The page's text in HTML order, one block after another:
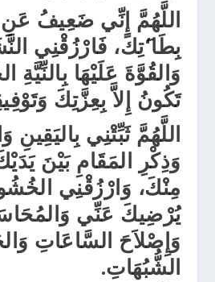
اللَّهُمَّ إِنِّي ضَعِيفُ عَنِ
بِطَا‘َتِكَ، فَارْزُقْنِي
وَالقُوَّةَ عَلَيْهَا بِالنِّيَّةِ
تَكُونُ إِلاَّ بِعِزَّتِكَ
اللَّهُمَّثَبِّتْنِي بِاليَقِينِ
وَذِكْرِ المَقَامِ بَيْنَ
مِنْكَ، وَارْزُقْنِي
يُرْضِيكَ عَنِّي
وَإِصْلاَحَ السَّاعَاتِ
الشُّبُهَاتِ.